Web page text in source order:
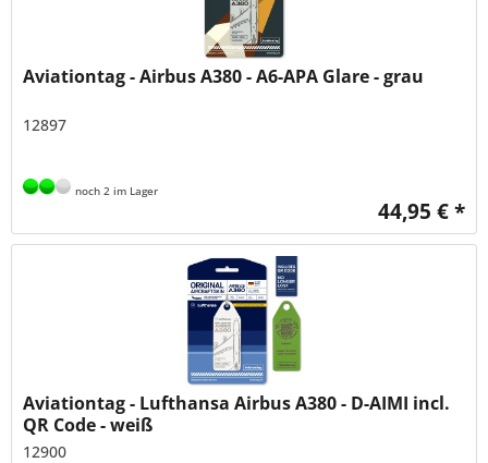
Aviationtag - Airbus A380 - A6-APA Glare - grau
12897
noch 2 im Lager
44,95 € *
Aviationtag - Lufthansa Airbus A380 - D-AIMI incl.
QR Code - weiß
12900